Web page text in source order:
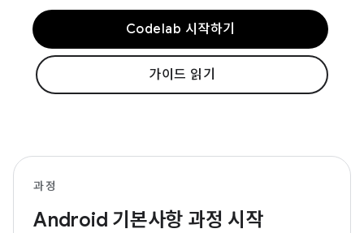
Codelab 시작하기
가이드 읽기
과정
Android 기본사항 과정 시작